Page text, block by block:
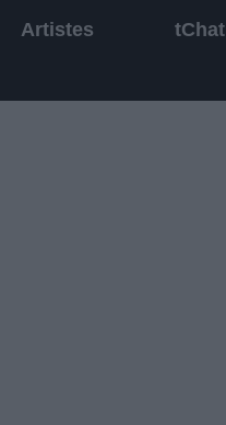
Artistes tChat